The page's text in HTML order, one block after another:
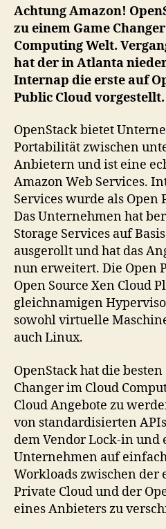
Achtung Amazon!
zu einem Game
Computing Welt.
hat der in Atlanta
Internap die erste auf
Public Cloud vorgestellt.
OpenStack bietet
Portabilität zwischen
Anbietern und ist eine
Amazon Web Services.
Services wurde als Open
Das Unternehmen hat
Storage Services auf
ausgerollt und hat das
nun erweitert. Die Open
Open Source Xen Cloud
gleichnamigen
sowohl virtuelle
auch Linux.
OpenStack hat die
Changer im Cloud
Cloud Angebote zu
von standardisierten
dem Vendor Lock-in und
Unternehmen auf
Workloads zwischen der
Private Cloud und der
eines Anbieters zu